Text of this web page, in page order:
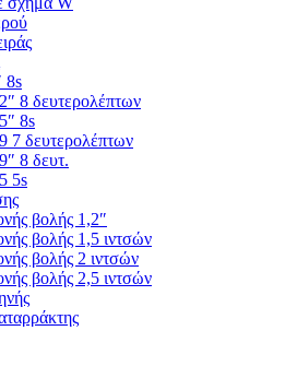
8s
8 δευτερολέπτων
8s
7 δευτερολέπτων
8 δευτ.
5s
βολής 1,2″
βολής 1,5 ιντσών
βολής 2 ιντσών
βολής 2,5 ιντσών